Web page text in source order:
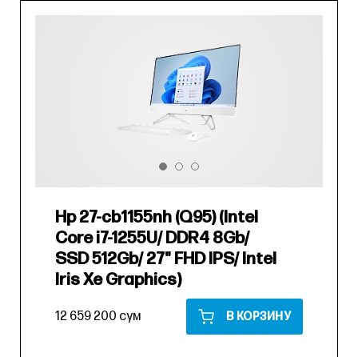
Hp 27-cb1155nh (Q95) (Intel
Core i7-1255U/ DDR4 8Gb/
SSD 512Gb/ 27" FHD IPS/ Intel
Iris Xe Graphics)
12 659 200 сум В КОРЗИНУ